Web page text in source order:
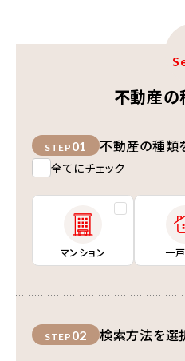
不動産の
STEP 01 不動産の種類
全てにチェック
マンション 一
STEP 02 検索方法を選